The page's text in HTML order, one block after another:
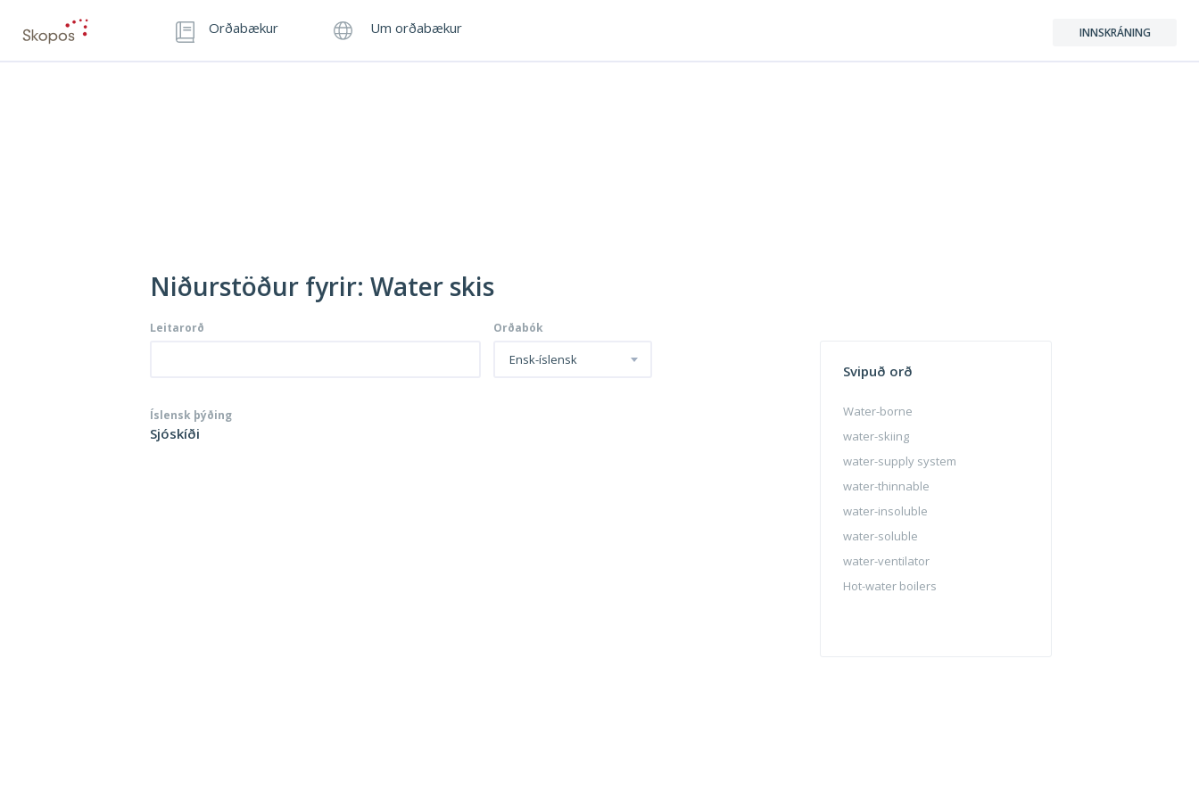
Orðabækur Um orðabækur INNSKRÁNING
Niðurstöður fyrir: Water skis
Leitarorð Orðabók
Ensk-íslensk
Íslensk þýðing
Sjóskíði
Svipuð orð
Water-borne
water-skiing
water-supply system
water-thinnable
water-insoluble
water-soluble
water-ventilator
Hot-water boilers